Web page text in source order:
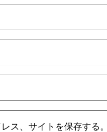
ス、サイトを保存する。